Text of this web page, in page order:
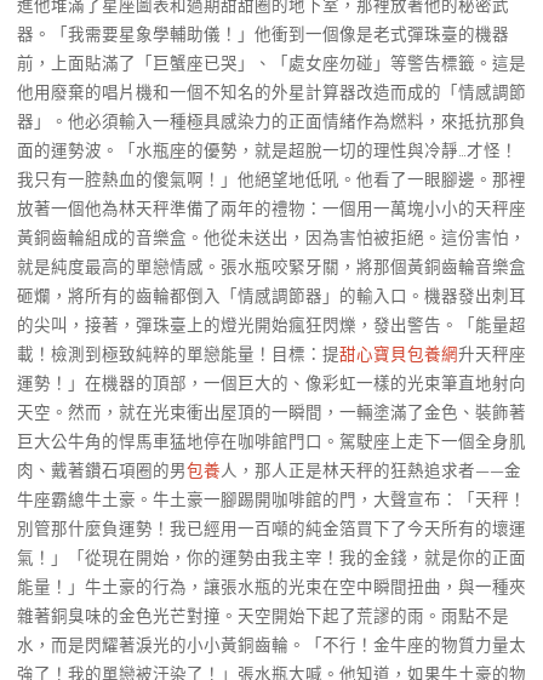
進他堆滿了星座圖表和過期甜甜圈的地下室，那裡放著他的秘密武
器。「我需要星象學輔助儀！」他衝到一個像是老式彈珠臺的機器
前，上面貼滿了「巨蟹座已哭」、「處女座勿碰」等警告標籤。這是
他用廢棄的唱片機和一個不知名的外星計算器改造而成的「情感調節
器」。他必須輸入一種極具感染力的正面情緒作為燃料，來抵抗那負
面的運勢波。「水瓶座的優勢，就是超脫一切的理性與冷靜…才怪！
我只有一腔熱血的傻氣啊！」他絕望地低吼。他看了一眼腳邊。那裡
放著一個他為林天秤準備了兩年的禮物：一個用一萬塊小小的天秤座
黃銅齒輪組成的音樂盒。他從未送出，因為害怕被拒絕。這份害怕，
就是純度最高的單戀情感。張水瓶咬緊牙關，將那個黃銅齒輪音樂盒
砸爛，將所有的齒輪都倒入「情感調節器」的輸入口。機器發出刺耳
的尖叫，接著，彈珠臺上的燈光開始瘋狂閃爍，發出警告。「能量超
載！檢測到極致純粹的單戀能量！目標：提甜心寶貝包養網升天秤座
運勢！」在機器的頂部，一個巨大的、像彩虹一樣的光束筆直地射向
天空。然而，就在光束衝出屋頂的一瞬間，一輛塗滿了金色、裝飾著
巨大公牛角的悍馬車猛地停在咖啡館門口。駕駛座上走下一個全身肌
肉、戴著鑽石項圈的男包養人，那人正是林天秤的狂熱追求者——金
牛座霸總牛土豪。牛土豪一腳踢開咖啡館的門，大聲宣布：「天秤！
別管那什麼負運勢！我已經用一百噸的純金箔買下了今天所有的壞運
氣！」「從現在開始，你的運勢由我主宰！我的金錢，就是你的正面
能量！」牛土豪的行為，讓張水瓶的光束在空中瞬間扭曲，與一種夾
雜著銅臭味的金色光芒對撞。天空開始下起了荒謬的雨。雨點不是
水，而是閃耀著淚光的小小黃銅齒輪。「不行！金牛座的物質力量太
強了！我的單戀被汙染了！」張水瓶大喊。他知道，如果牛土豪的物